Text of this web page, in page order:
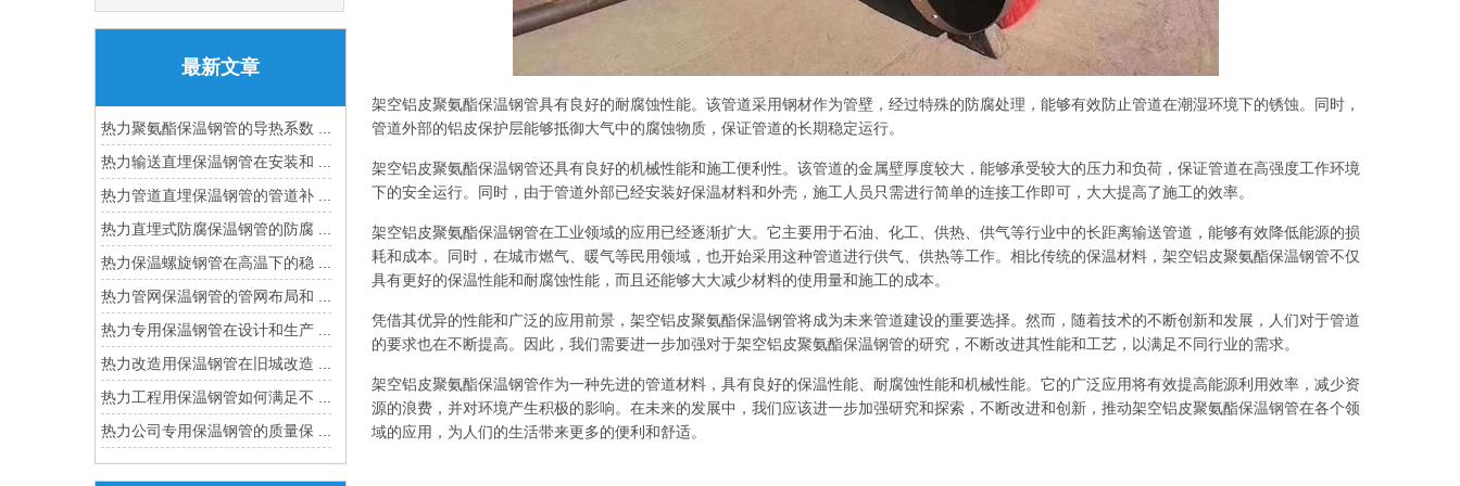
架空铝皮聚氨酯保温钢管具有良好的耐腐蚀性能。该管道采用钢材作为管壁，经过特殊的防腐处理，能够有效防止管道在潮湿环境下的锈蚀。同时，
管道外部的铝皮保护层能够抵御大气中的腐蚀物质，保证管道的长期稳定运行。
架空铝皮聚氨酯保温钢管还具有良好的机械性能和施工便利性。该管道的金属壁厚度较大，能够承受较大的压力和负荷，保证管道在高强度工作环境
下的安全运行。同时，由于管道外部已经安装好保温材料和外壳，施工人员只需进行简单的连接工作即可，大大提高了施工的效率。
架空铝皮聚氨酯保温钢管在工业领域的应用已经逐渐扩大。它主要用于石油、化工、供热、供气等行业中的长距离输送管道，能够有效降低能源的损
耗和成本。同时，在城市燃气、暖气等民用领域，也开始采用这种管道进行供气、供热等工作。相比传统的保温材料，架空铝皮聚氨酯保温钢管不仅
具有更好的保温性能和耐腐蚀性能，而且还能够大大减少材料的使用量和施工的成本。
凭借其优异的性能和广泛的应用前景，架空铝皮聚氨酯保温钢管将成为未来管道建设的重要选择。然而，随着技术的不断创新和发展，人们对于管道
的要求也在不断提高。因此，我们需要进一步加强对于架空铝皮聚氨酯保温钢管的研究，不断改进其性能和工艺，以满足不同行业的需求。
架空铝皮聚氨酯保温钢管作为一种先进的管道材料，具有良好的保温性能、耐腐蚀性能和机械性能。它的广泛应用将有效提高能源利用效率，减少资
源的浪费，并对环境产生积极的影响。在未来的发展中，我们应该进一步加强研究和探索，不断改进和创新，推动架空铝皮聚氨酯保温钢管在各个领
域的应用，为人们的生活带来更多的便利和舒适。
最新文章
热力聚氨酯保温钢管的导热系数 ...
热力输送直埋保温钢管在安装和 ...
热力管道直埋保温钢管的管道补 ...
热力直埋式防腐保温钢管的防腐 ...
热力保温螺旋钢管在高温下的稳 ...
热力管网保温钢管的管网布局和 ...
热力专用保温钢管在设计和生产 ...
热力改造用保温钢管在旧城改造 ...
热力工程用保温钢管如何满足不 ...
热力公司专用保温钢管的质量保 ...